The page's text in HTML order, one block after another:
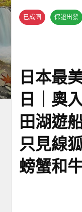
已成團 保證出發
日本最
日｜奧
田湖遊
只見線
螃蟹和